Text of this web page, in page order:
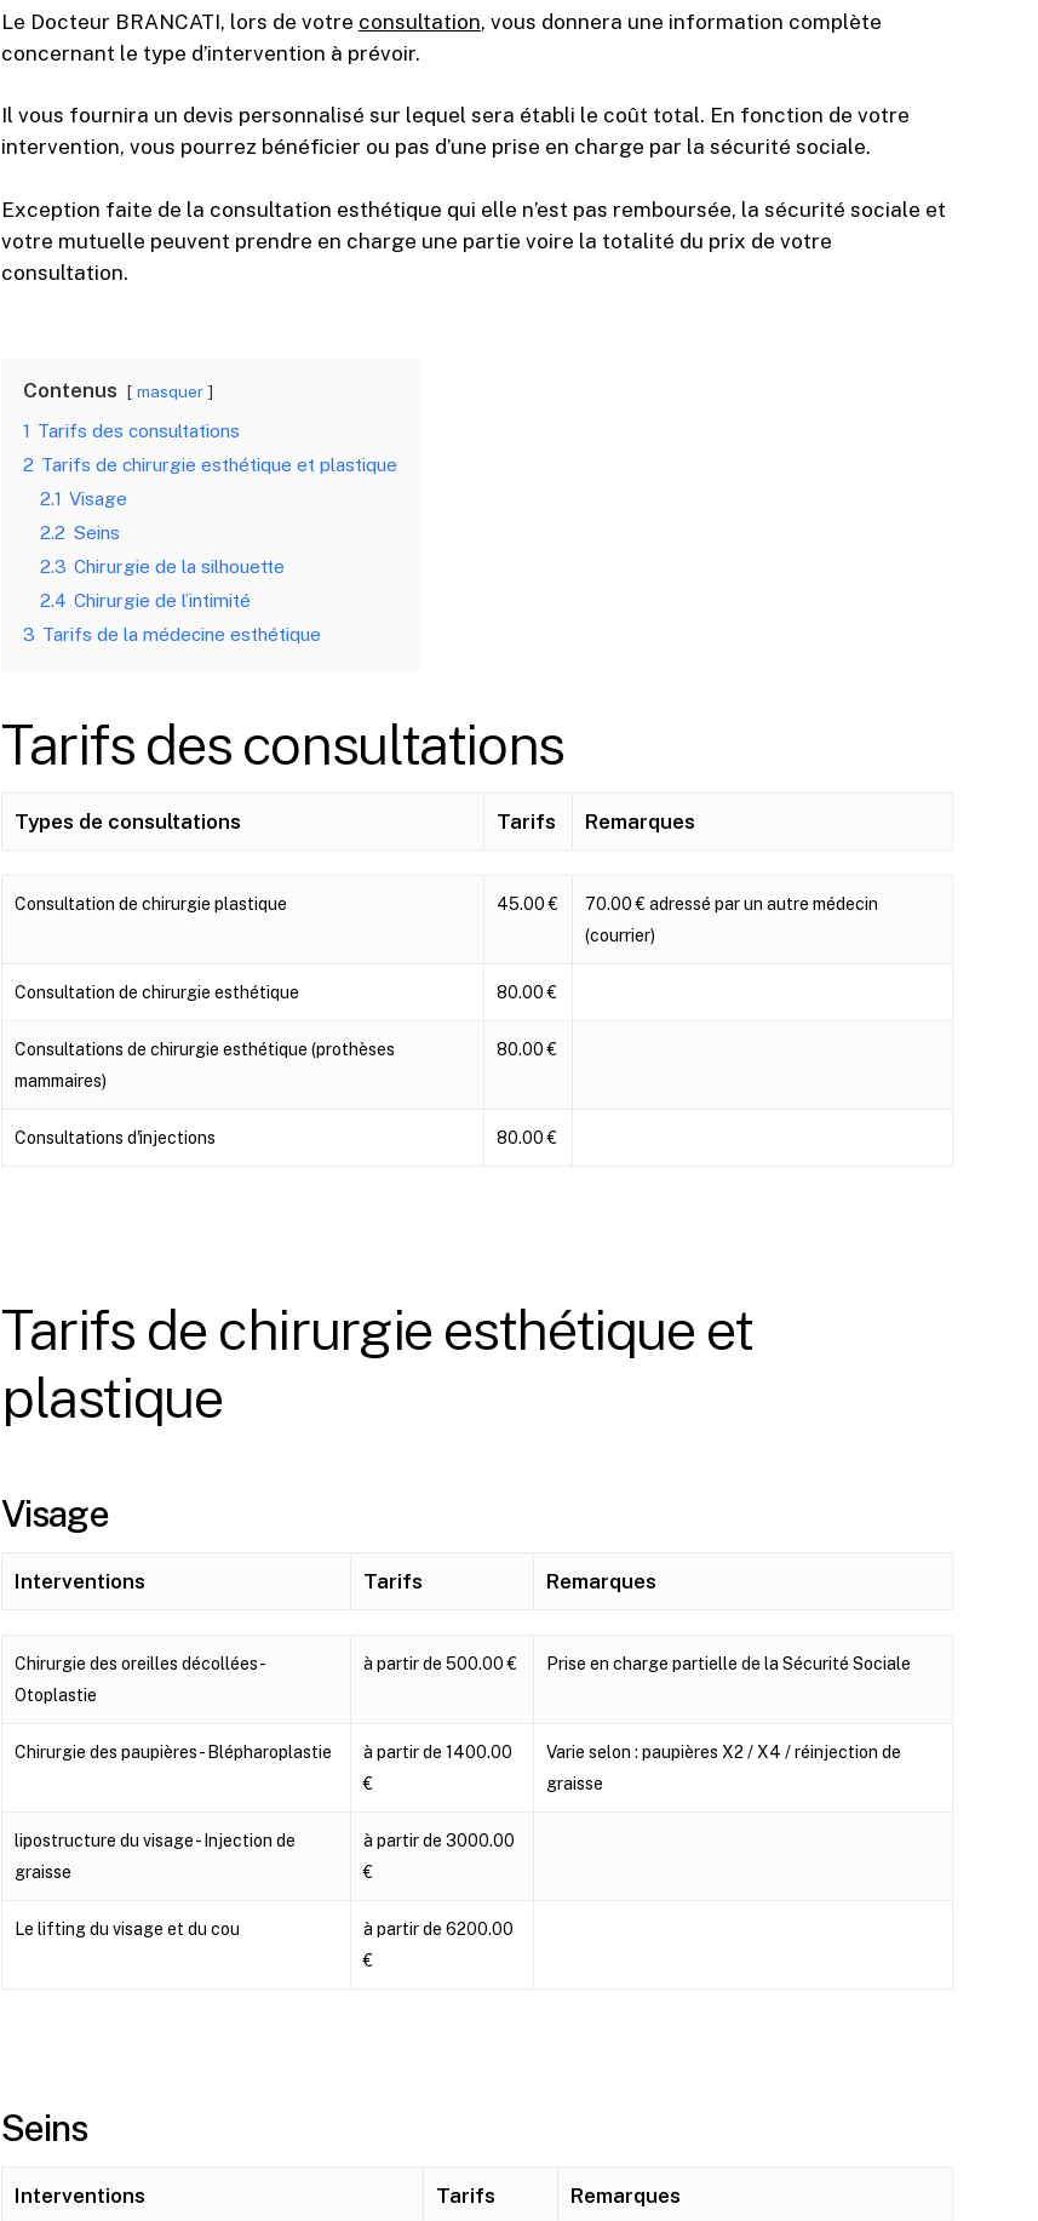
Le Docteur BRANCATI, lors de votre consultation, vous donnera une information complète
concernant le type d’intervention à prévoir.
Il vous fournira un devis personnalisé sur lequel sera établi le coût total. En fonction de votre
intervention, vous pourrez bénéficier ou pas d’une prise en charge par la sécurité sociale.
Exception faite de la consultation esthétique qui elle n’est pas remboursée, la sécurité sociale et
votre mutuelle peuvent prendre en charge une partie voire la totalité du prix de votre
consultation.
Contenus masquer
1 Tarifs des consultations
2 Tarifs de chirurgie esthétique et plastique
2.1 Visage
2.2 Seins
2.3 Chirurgie de la silhouette
2.4 Chirurgie de l’intimité
3 Tarifs de la médecine esthétique
Tarifs des consultations
Types de consultations Tarifs Remarques
Types de consultations Tarifs Remarques
Consultation de chirurgie plastique 45.00 €
70.00 € adressé par un autre médecin
(courrier)
Consultation de chirurgie esthétique 80.00 €
Consultations de chirurgie esthétique (prothèses
mammaires)
80.00 €
Consultations d'injections 80.00 €
Tarifs de chirurgie esthétique et
plastique
Visage
Interventions Tarifs Remarques
Interventions Tarifs Remarques
Chirurgie des oreilles décollées -
Otoplastie
à partir de 500.00 € Prise en charge partielle de la Sécurité Sociale
Chirurgie des paupières - Blépharoplastie
à partir de 1400.00
€
Varie selon : paupières X2 / X4 / réinjection de
graisse
lipostructure du visage - Injection de
graisse
à partir de 3000.00
€
Le lifting du visage et du cou
à partir de 6200.00
€
Seins
Interventions Tarifs Remarques